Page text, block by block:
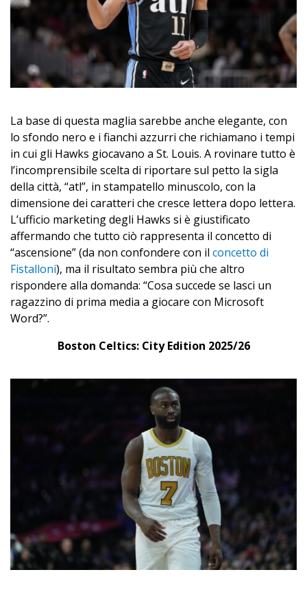
La base di questa maglia sarebbe anche elegante, con
lo sfondo nero e i fianchi azzurri che richiamano i tempi
in cui gli Hawks giocavano a St. Louis. A rovinare tutto è
l’incomprensibile scelta di riportare sul petto la sigla
della città, “atl”, in stampatello minuscolo, con la
dimensione dei caratteri che cresce lettera dopo lettera.
L’ufficio marketing degli Hawks si è giustificato
affermando che tutto ciò rappresenta il concetto di
“ascensione” (da non confondere con il concetto di
Fistalloni), ma il risultato sembra più che altro
rispondere alla domanda: “Cosa succede se lasci un
ragazzino di prima media a giocare con Microsoft
Word?”.
Boston Celtics: City Edition 2025/26